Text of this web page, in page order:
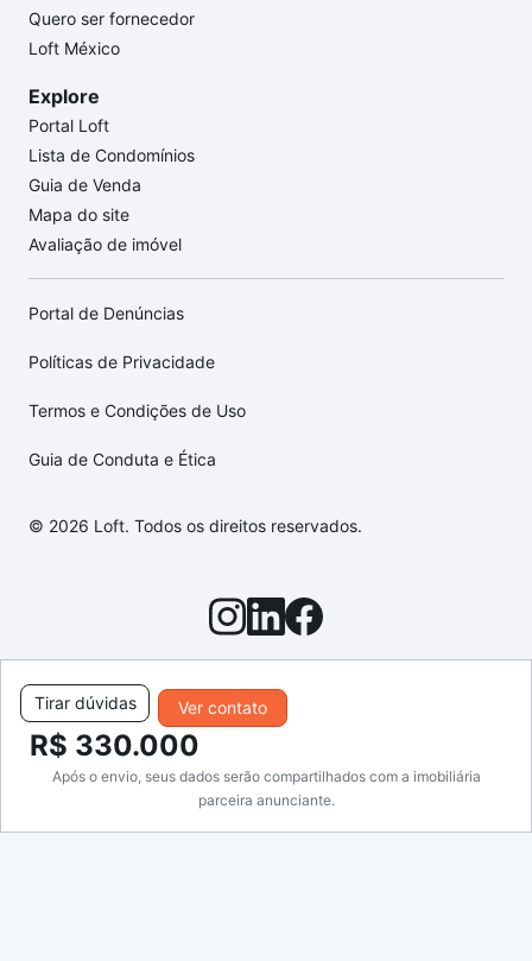
Ver contato
Tirar dúvidas
R$ 330.000
Após o envio, seus dados serão compartilhados com a imobiliária
parceira anunciante.
Quero ser fornecedor
Loft México
Explore
Portal Loft
Lista de Condomínios
Guia de Venda
Mapa do site
Avaliação de imóvel
Portal de Denúncias
Políticas de Privacidade
Termos e Condições de Uso
Guia de Conduta e Ética
© 2026 Loft. Todos os direitos reservados.